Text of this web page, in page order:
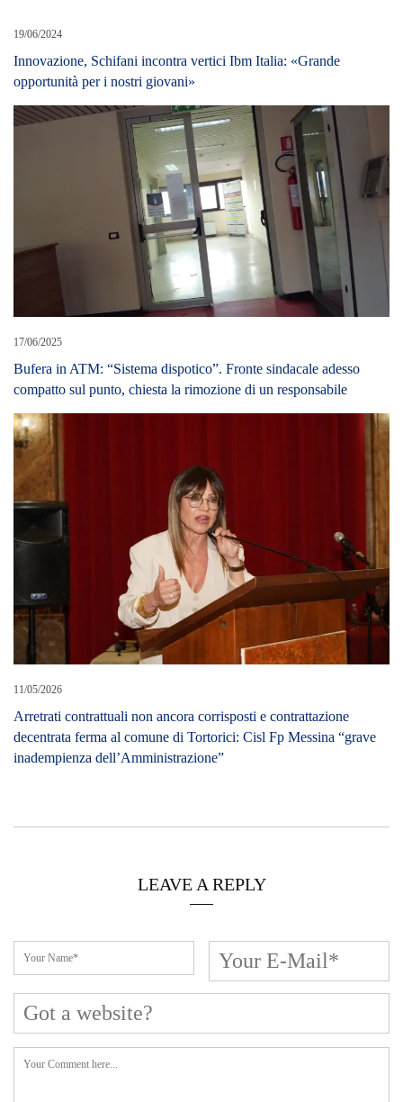
19/06/2024
Innovazione, Schifani incontra vertici Ibm Italia: «Grande
opportunità per i nostri giovani»
17/06/2025
Bufera in ATM: “Sistema dispotico”. Fronte sindacale adesso
compatto sul punto, chiesta la rimozione di un responsabile
11/05/2026
Arretrati contrattuali non ancora corrisposti e contrattazione
decentrata ferma al comune di Tortorici: Cisl Fp Messina “grave
inadempienza dell’Amministrazione”
LEAVE A REPLY